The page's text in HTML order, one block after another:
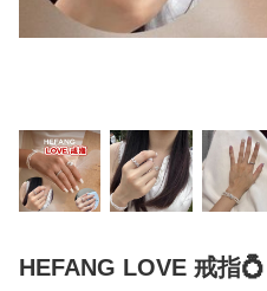
HEFANG LOVE 戒指💍